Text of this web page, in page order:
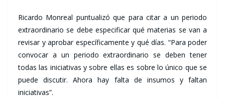
Ricardo Monreal puntualizó que para citar a un periodo
extraordinario se debe especificar qué materias se van a
revisar y aprobar específicamente y qué días. “Para poder
convocar a un periodo extraordinario se deben tener
todas las iniciativas y sobre ellas es sobre lo único que se
puede discutir. Ahora hay falta de insumos y faltan
iniciativas”.